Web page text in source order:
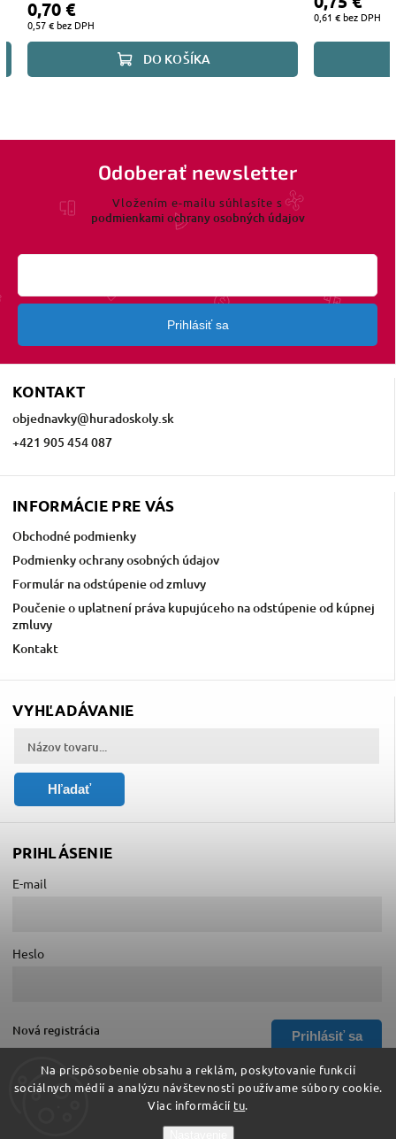
Na prispôsobenie obsahu a reklám, poskytovanie funkcií
sociálnych médií a analýzu návštevnosti používame súbory cookie.
Viac informácií tu.
0,57 € bez DPH
0,70 €
DO KOŠÍKA
0,61 € bez DPH
KONTAKT
objednavky@huradoskoly.sk
+421 905 454 087
INFORMÁCIE PRE VÁS
Obchodné podmienky
Podmienky ochrany osobných údajov
Formulár na odstúpenie od zmluvy
Poučenie o uplatnení práva kupujúceho na odstúpenie od kúpnej
zmluvy
Kontakt
Odoberať newsletter
Vložením e-mailu súhlasíte s
podmienkami ochrany osobných údajov
Prihlásiť sa
VYHĽADÁVANIE
Hľadať
PRIHLÁSENIE
E-mail
Heslo
Prihlásiť sa
Nová registrácia
Zabudnuté heslo
Hurá do školy. Všetky práva vyhradené.